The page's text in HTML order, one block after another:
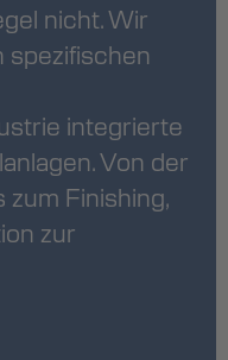
nicht. Wir
spezifischen
integrierte
Von der
zum Finishing,
zur